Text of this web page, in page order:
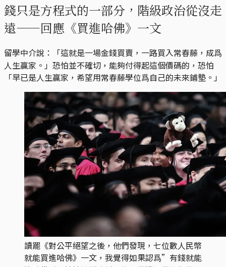
錢只是方程式的一部分，階級政治從沒走
遠——回應《買進哈佛》一文
留學中介說：「這就是一場金錢買賣，一路買入常春藤，成爲
人生贏家。」恐怕並不確切，能夠付得起這個價碼的，恐怕
「早已是人生贏家，希望用常春藤學位爲自己的未來鋪墊。」
讀罷《對公平絕望之後，他們發現，七位數人民幣
就能買進哈佛》一文，我覺得如果認爲”有錢就能